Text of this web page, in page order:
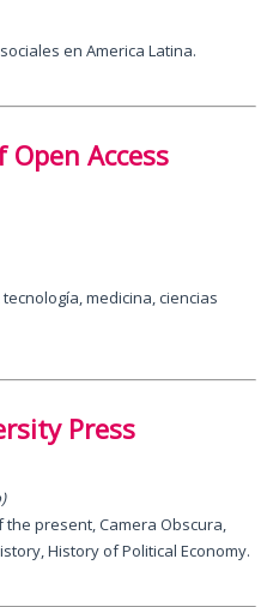
en America Latina.
Access
medicina, ciencias
Press
present, Camera Obscura,
History of Political Economy.